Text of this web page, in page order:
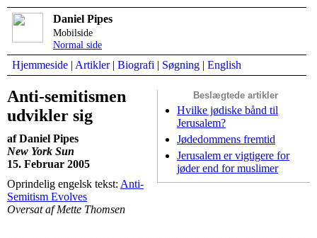
Daniel Pipes
Mobilside
Normal side
Hjemmeside | Artikler| Biografi | Søgning | English
Beslægtede artikler
Hvilke jødiske bånd til
Jerusalem?
Jødedommens fremtid
Jerusalem er vigtigere for
jøder end for muslimer
Anti-semitismen
udvikler sig
af Daniel Pipes
New York Sun
15. Februar 2005
Oprindelig engelsk tekst: Anti-
Semitism Evolves
Oversat af Mette Thomsen